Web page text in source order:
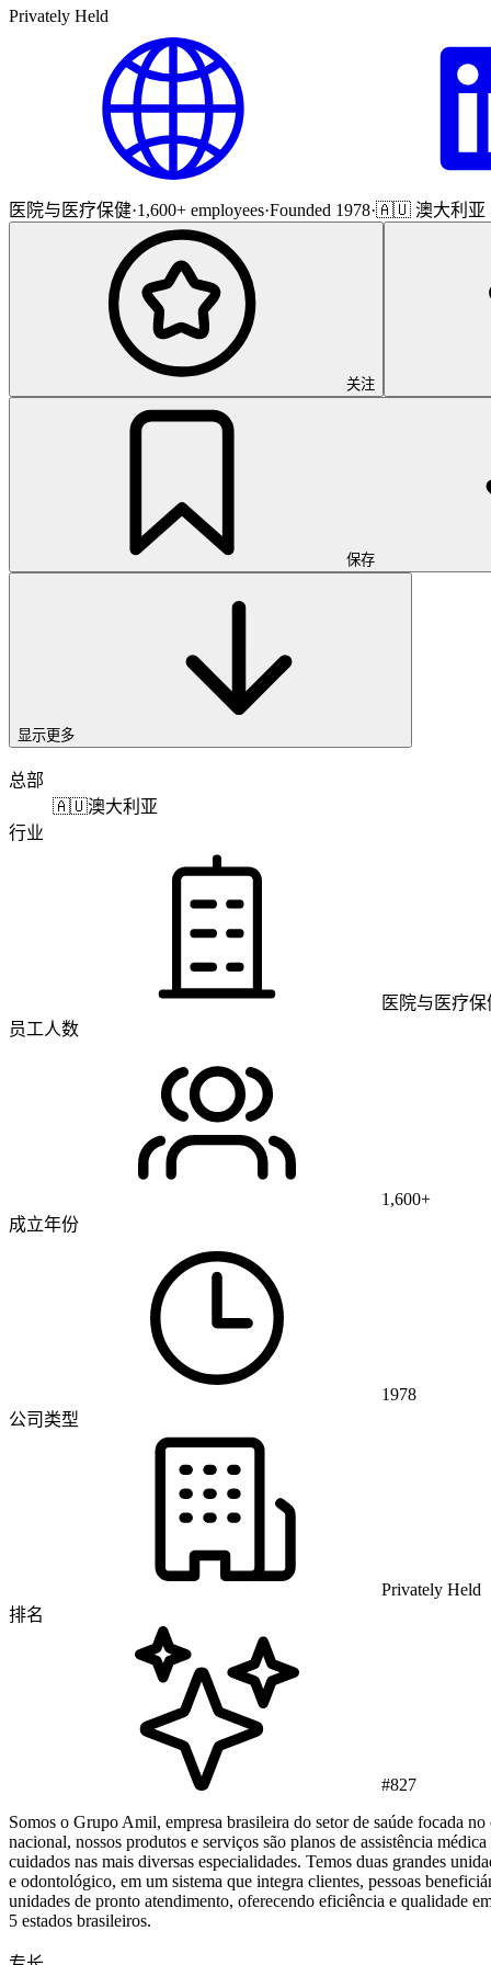
Privately Held
医院与医疗保健·1,600+ employees·Founded 1978·🇦🇺 澳大利亚
关注
保存
显示更多
总部
🇦🇺澳大利亚
行业
医院与医疗保
员工人数
1,600+
成立年份
1978
公司类型
Privately Held
排名
#827
Somos o Grupo Amil, empresa brasileira do setor de saúde focada
nacional, nossos produtos e serviços são planos de assistência
cuidados nas mais diversas especialidades. Temos duas grandes
e odontológico, em um sistema que integra clientes, pessoas
unidades de pronto atendimento, oferecendo eficiência e qualidade
5 estados brasileiros.